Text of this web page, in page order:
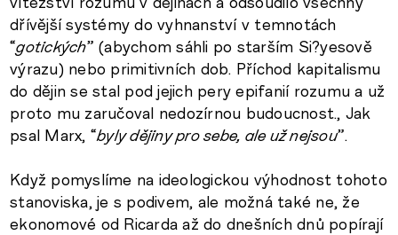
dřívější systémy do vyhnanství v temnotách
“gotických” (abychom sáhli po starším Si?yesově
výrazu) nebo primitivních dob. Příchod kapitalismu
do dějin se stal pod jejich pery epifanií rozumu a už
proto mu zaručoval nedozírnou budoucnost., Jak
psal Marx, “byly dějiny pro sebe, ale už nejsou”.
Když pomyslíme na ideologickou výhodnost tohoto
stanoviska, je s podivem, ale možná také ne, že
ekonomové od Ricarda až do dnešních dnů popírají